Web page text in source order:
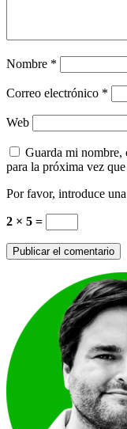
Nombre *
Correo electrónico *
Web
Guarda mi nombre,
para la próxima vez
Por favor, introduce
2 × 5 =